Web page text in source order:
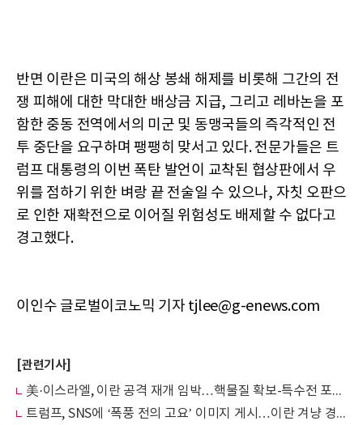
반면 이란은 미국의 해상 봉쇄 해제를 비롯해 그간의 전
쟁 피해에 대한 막대한 배상금 지급, 그리고 레바논을 포
함한 중동 전역에서의 미군 및 동맹국들의 즉각적인 전
투 중단을 요구하며 팽팽히 맞서고 있다. 전문가들은 트
럼프 대통령의 이번 폭탄 발언이 교착된 협상판에서 우
위를 점하기 위한 벼랑 끝 전술일 수 있으나, 자칫 오판으
로 인한 재확전으로 이어질 위험성도 배제할 수 없다고
경고했다.
이인수 글로벌이코노믹 기자 tjlee@g-enews.com
[관련기사]
美·이스라엘, 이란 공격 재개 임박…핵물질 확보-특수전 포함 전면전 치닫나
트럼프, SNS에 ‘폭풍 전의 고요’ 이미지 게시…이란 겨냥 경고 파장